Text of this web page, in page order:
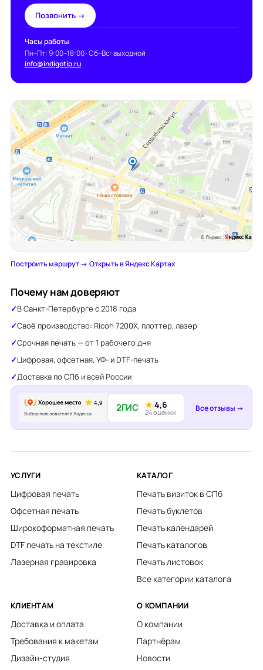
Позвонить →
Часы работы
Пн–Пт: 9:00–18:00 · Сб–Вс: выходной
info@indigotip.ru
Построить маршрут →·Открыть в Яндекс Картах
Почему нам доверяют
В Санкт-Петербурге с 2018 года
Своё производство: Ricoh 7200X, плоттер, лазер
Срочная печать — от 1 рабочего дня
Цифровая, офсетная, УФ- и DTF-печать
Доставка по СПб и всей России
2ГИС ★4,6
24 оценки Все отзывы →
УСЛУГИ
Цифровая печать
Офсетная печать
Широкоформатная печать
DTF печать на текстиле
Лазерная гравировка
КАТАЛОГ
Печать визиток в СПб
Печать буклетов
Печать календарей
Печать каталогов
Печать листовок
Все категории каталога
КЛИЕНТАМ
Доставка и оплата
Требования к макетам
Дизайн-студия
О КОМПАНИИ
О компании
Партнёрам
Новости